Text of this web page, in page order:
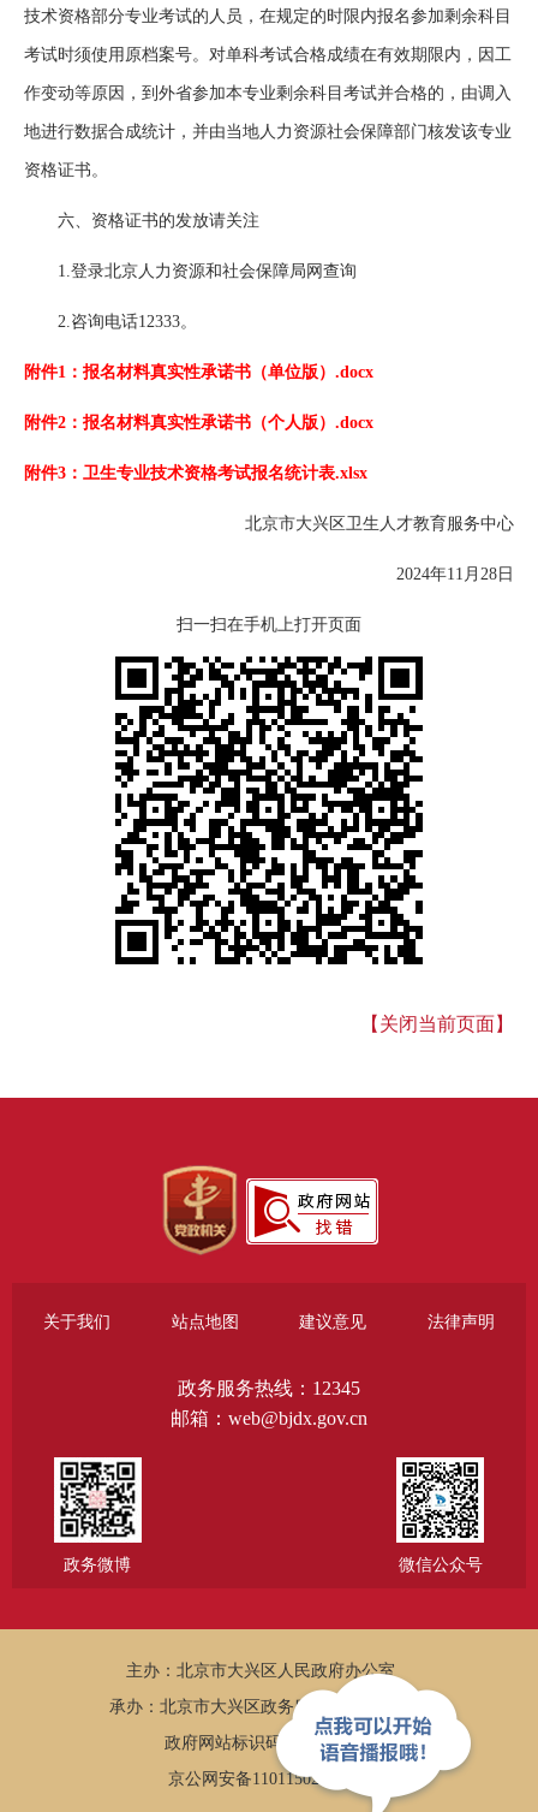
技术资格部分专业考试的人员，在规定的时限内报名参加剩余科目
考试时须使用原档案号。对单科考试合格成绩在有效期限内，因工
作变动等原因，到外省参加本专业剩余科目考试并合格的，由调入
地进行数据合成统计，并由当地人力资源社会保障部门核发该专业
资格证书。
六、资格证书的发放请关注
1.登录北京人力资源和社会保障局网查询
2.咨询电话12333。
附件1：报名材料真实性承诺书（单位版）.docx
附件2：报名材料真实性承诺书（个人版）.docx
附件3：卫生专业技术资格考试报名统计表.xlsx
北京市大兴区卫生人才教育服务中心
2024年11月28日
扫一扫在手机上打开页面
【关闭当前页面】
关于我们 站点地图 建议意见 法律声明
政务服务热线：12345
邮箱：web@bjdx.gov.cn
政务微博 微信公众号
主办：北京市大兴区人民政府办公室
承办：北京市大兴区政务服务和数据管理局
政府网站标识码：1101150005
京公网安备11011502002502